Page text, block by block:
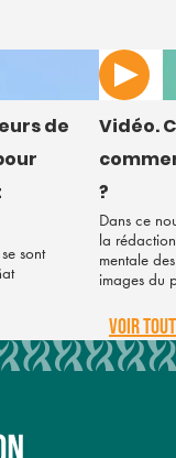
de
sont
Vidéo.
?
Dans ce
la
mentale
images du
VOIR TOUT